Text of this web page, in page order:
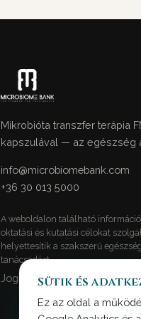
Mikrobióta transzfer terápia
kapszulával — az egészség
info@microbiomebank.com
+36 30 013 5000
A weboldalon található
oktatási és kutatási célokat
helyettesítik a szakszerű
tanácsadást.
Jogi nyilatkozat →
Sütik és
Ez az oldal a